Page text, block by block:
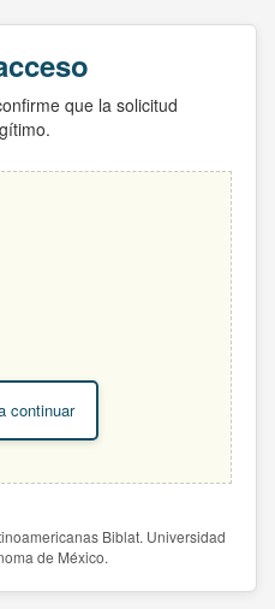
que la solicitud
continuar
Biblat. Universidad
de México.